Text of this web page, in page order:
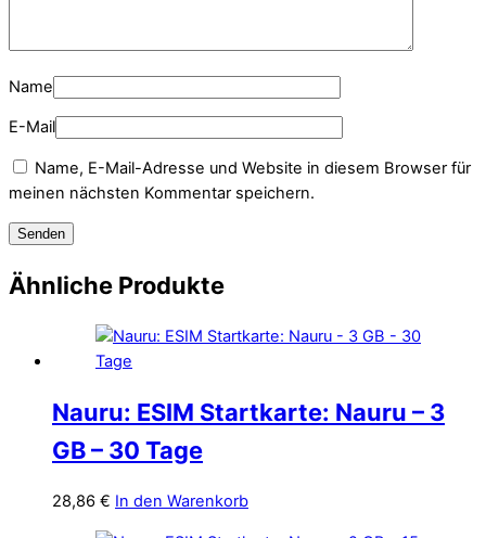
Name
E-Mail
Name, E-Mail-Adresse und Website in diesem Browser für
meinen nächsten Kommentar speichern.
Ähnliche Produkte
Nauru: ESIM Startkarte: Nauru – 3
GB – 30 Tage
28,86 € In den Warenkorb